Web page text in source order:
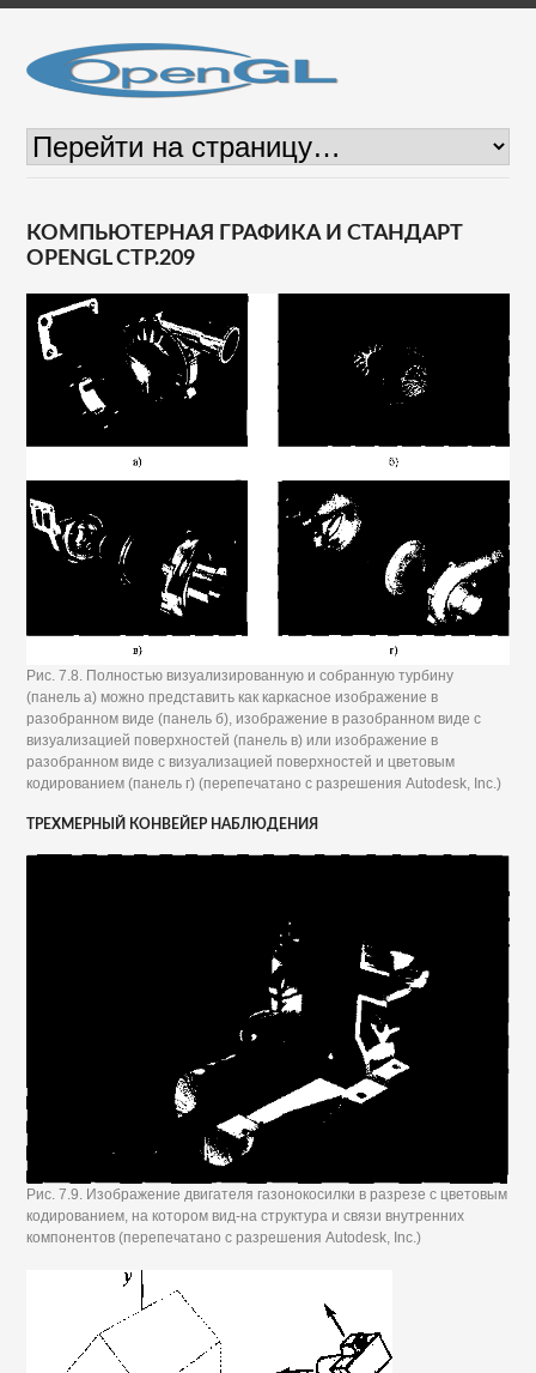
КОМПЬЮТЕРНАЯ ГРАФИКА И СТАНДАРТ
OPENGL СТР.209
Рис. 7.8. Полностью визуализированную и собранную турбину
(панель а) можно представить как каркасное изображение в
разобранном виде (панель б), изображение в разобранном виде с
визуализацией поверхностей (панель в) или изображение в
разобранном виде с визуализацией поверхностей и цветовым
кодированием (панель г) (перепечатано с разрешения Autodesk, Inc.)
ТРЕХМЕРНЫЙ КОНВЕЙЕР НАБЛЮДЕНИЯ
Рис. 7.9. Изображение двигателя газонокосилки в разрезе с цветовым
кодированием, на котором вид-на структура и связи внутренних
компонентов (перепечатано с разрешения Autodesk, Inc.)